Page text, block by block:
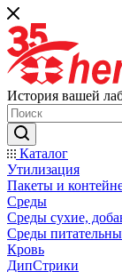
История вашей
Каталог
Утилизация
Пакеты и
Среды
Среды сухие,
Среды
Кровь
ДипСтрики